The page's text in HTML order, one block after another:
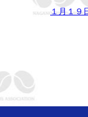
１月１９